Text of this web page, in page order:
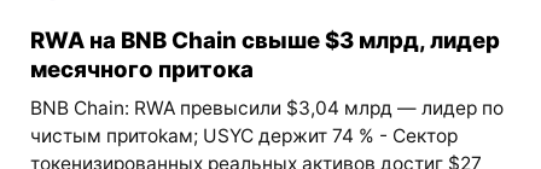
RWA на BNB Chain свыше $3 млрд, лидер
месячного притока
BNB Chain: RWA превысили $3,04 млрд — лидер по
чистым притokам; USYC держит 74 % - Сектор
токенизированных реальных активов достиг $27